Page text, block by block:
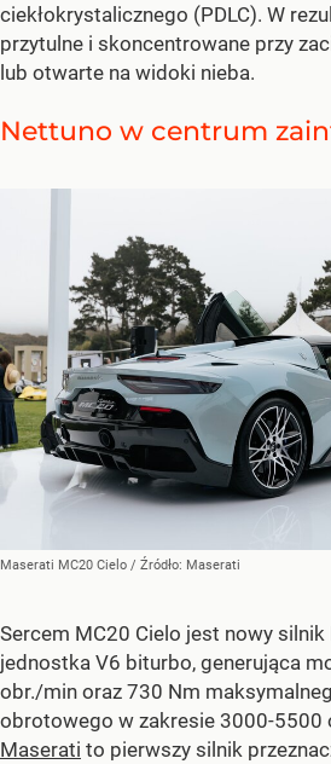
ciekłokrystalicznego (PDLC). W
przytulne i skoncentrowane przy
lub otwarte na widoki nieba.
Nettuno w centrum
Maserati MC20 Cielo / Źródło: Maserati
Sercem MC20 Cielo jest nowy
jednostka V6 biturbo, generująca
obr./min oraz 730 Nm
obrotowego w zakresie 3000-5500
Maserati to pierwszy silnik